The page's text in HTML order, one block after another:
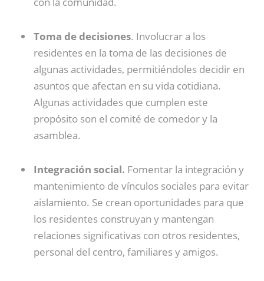
Toma de decisiones. Involucrar a los
residentes en la toma de las decisiones de
algunas actividades, permitiéndoles decidir en
asuntos que afectan en su vida cotidiana.
Algunas actividades que cumplen este
propósito son el comité de comedor y la
asamblea.
Integración social. Fomentar la integración y
mantenimiento de vínculos sociales para evitar
aislamiento. Se crean oportunidades para que
los residentes construyan y mantengan
relaciones significativas con otros residentes,
personal del centro, familiares y amigos.